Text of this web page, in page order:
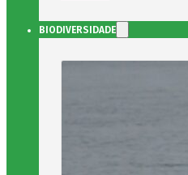
BIODIVERSIDADE